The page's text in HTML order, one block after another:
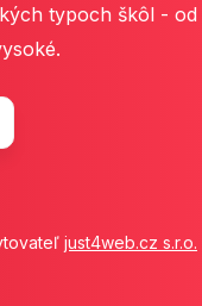
typoch škôl - od
just4web.cz s.r.o.